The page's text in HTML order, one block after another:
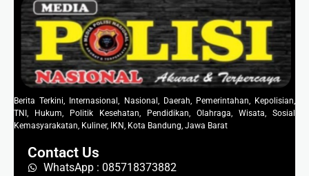
Berita Terkini, Internasional, Nasional, Daerah, Pemerintahan, Kepolisian,
TNI, Hukum, Politik Kesehatan, Pendidikan, Olahraga, Wisata, Sosial
Kemasyarakatan, Kuliner, IKN, Kota Bandung, Jawa Barat
Contact Us
WhatsApp : 085718373882